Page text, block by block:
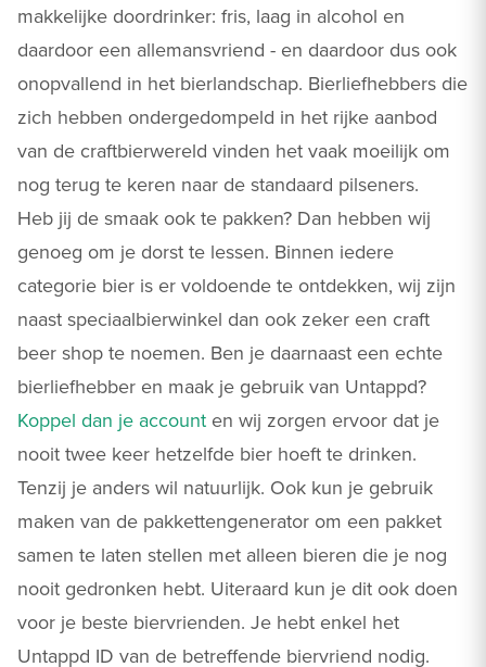
makkelijke doordrinker: fris, laag in alcohol en
daardoor een allemansvriend - en daardoor dus ook
onopvallend in het bierlandschap. Bierliefhebbers die
zich hebben ondergedompeld in het rijke aanbod
van de craftbierwereld vinden het vaak moeilijk om
nog terug te keren naar de standaard pilseners.
Heb jij de smaak ook te pakken? Dan hebben wij
genoeg om je dorst te lessen. Binnen iedere
categorie bier is er voldoende te ontdekken, wij zijn
naast speciaalbierwinkel dan ook zeker een craft
beer shop te noemen. Ben je daarnaast een echte
bierliefhebber en maak je gebruik van Untappd?
Koppel dan je account en wij zorgen ervoor dat je
nooit twee keer hetzelfde bier hoeft te drinken.
Tenzij je anders wil natuurlijk. Ook kun je gebruik
maken van de pakkettengenerator om een pakket
samen te laten stellen met alleen bieren die je nog
nooit gedronken hebt. Uiteraard kun je dit ook doen
voor je beste biervrienden. Je hebt enkel het
Untappd ID van de betreffende biervriend nodig.